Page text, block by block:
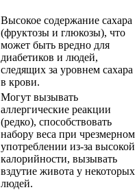
Высокое содержание сахара
(фруктозы и глюкозы), что
может быть вредно для
диабетиков и людей,
следящих за уровнем сахара
в крови.
Могут вызывать
аллергические реакции
(редко), способствовать
набору веса при чрезмерном
употреблении из-за высокой
калорийности, вызывать
вздутие живота у некоторых
людей.